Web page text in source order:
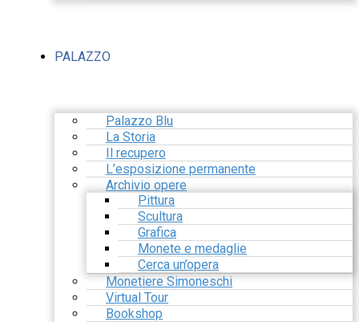
PALAZZO
Palazzo Blu
La Storia
Il recupero
L’esposizione permanente
Archivio opere
Pittura
Scultura
Grafica
Monete e medaglie
Cerca un’opera
Monetiere Simoneschi
Virtual Tour
Bookshop